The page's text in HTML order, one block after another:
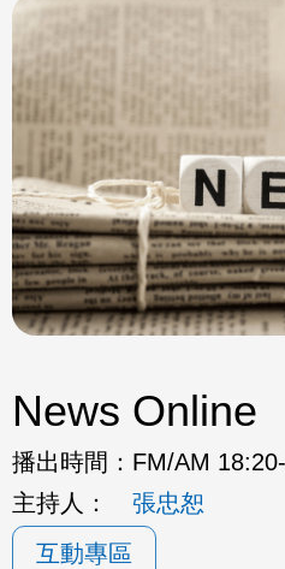
News Online
播出時間： FM/AM
主持人：
張忠恕
互動專區